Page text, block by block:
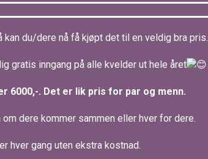
du/dere nå få kjøpt det til en veldig bra pris.
gratis inngang på alle kvelder ut hele året
6000,-. Det er lik pris for par og menn.
dere kommer sammen eller hver for dere.
hver gang uten ekstra kostnad.